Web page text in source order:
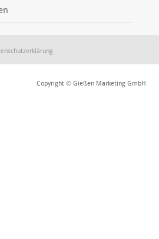
Copyright © Gießen Marketing GmbH